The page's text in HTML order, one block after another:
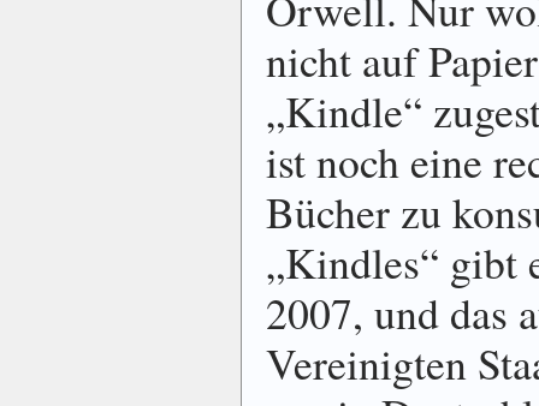
nicht auf
„Kindle“
ist noch eine
Bücher zu
„Kindles“ gibt
2007, und das
Vereinigten